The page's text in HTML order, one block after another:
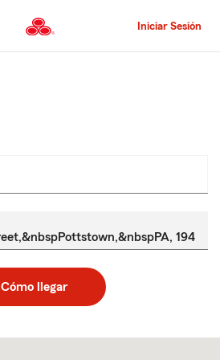
al
contenido
principal
Iniciar Sesión
Cómo llegar
to